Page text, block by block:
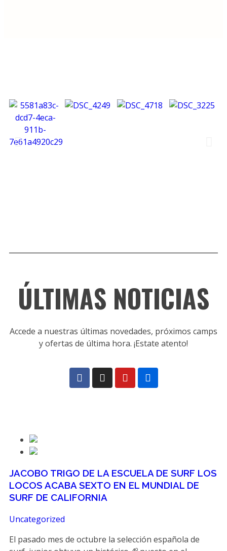
ÚLTIMAS NOTICIAS
Accede a nuestras últimas novedades, próximos camps
y ofertas de última hora. ¡Estate atento!
JACOBO TRIGO DE LA ESCUELA DE SURF LOS
LOCOS ACABA SEXTO EN EL MUNDIAL DE
SURF DE CALIFORNIA
Uncategorized
El pasado mes de octubre la selección española de